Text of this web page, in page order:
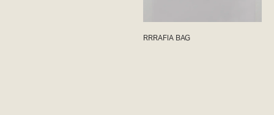
RRRAFIA BAG